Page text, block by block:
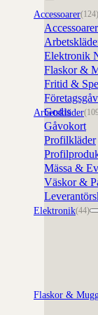
Accessoarer
Elektronik
Flaskor &
Fritid &
Godis
Gåvokort
Profilkläder
Mässa &
Väskor &
Accessoarer(124)
Arbetskläder
Elektronik(44)
Flaskor &